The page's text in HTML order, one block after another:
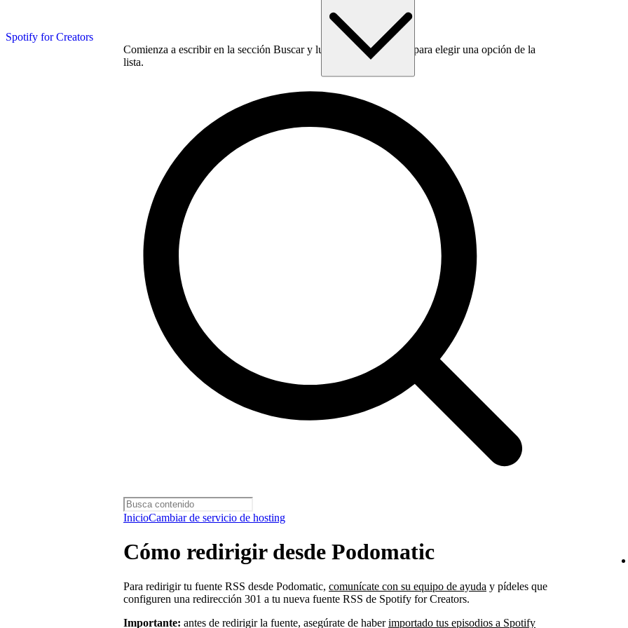
Spotify for Creators
Comienza a escribir en la sección Buscar y luego usa la tecla Tab para elegir una opción de la
lista.
InicioCambiar de servicio de hosting
Cómo redirigir desde Podomatic
Para redirigir tu fuente RSS desde Podomatic, comunícate con su equipo de ayuda y pídeles que
configuren una redirección 301 a tu nueva fuente RSS de Spotify for Creators.
Importante: antes de redirigir la fuente, asegúrate de haberimportado tus episodios a Spotify